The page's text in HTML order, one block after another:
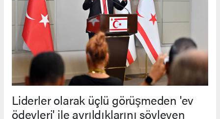
Liderler olarak üçlü görüşmeden 'ev
ödevleri' ile ayrıldıklarını söyleyen